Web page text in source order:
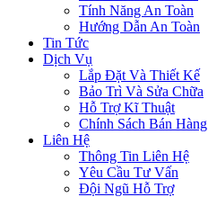
Tính Năng An Toàn
Hướng Dẫn An Toàn
Tin Tức
Dịch Vụ
Lắp Đặt Và Thiết Kế
Bảo Trì Và Sửa Chữa
Hỗ Trợ Kĩ Thuật
Chính Sách Bán Hàng
Liên Hệ
Thông Tin Liên Hệ
Yêu Cầu Tư Vấn
Đội Ngũ Hỗ Trợ